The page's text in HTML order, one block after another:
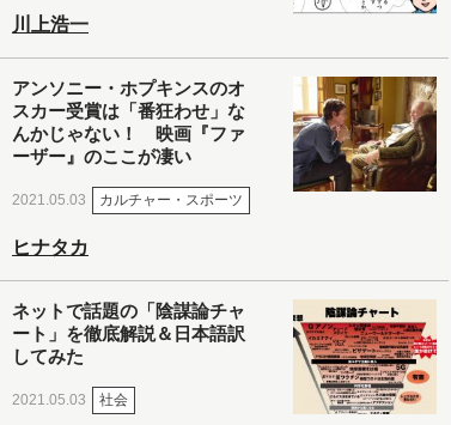
川上浩一
アンソニー・ホプキンスのオ
スカー受賞は「番狂わせ」な
んかじゃない！ 映画『ファ
ーザー』のここが凄い
2021.05.03 カルチャー・スポーツ
ヒナタカ
ネットで話題の「陰謀論チャ
ート」を徹底解説＆日本語訳
してみた
2021.05.03 社会